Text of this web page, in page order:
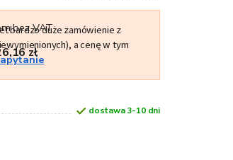
bardzo duże zamówienie z
a cenę w tym
dostawa 3-10 dni
bez VAT
zł